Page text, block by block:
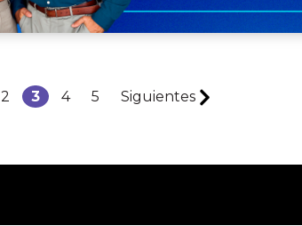
2 3 4 5 Siguientes